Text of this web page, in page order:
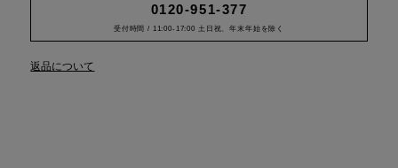
0120-951-377
受付時間 / 11:00-17:00 土日祝、年末年始を除く
返品について